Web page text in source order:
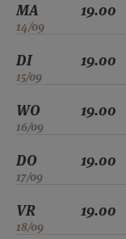
MA
14/09
19.00
DI
15/09
19.00
WO
16/09
19.00
DO
17/09
19.00
VR
18/09
19.00